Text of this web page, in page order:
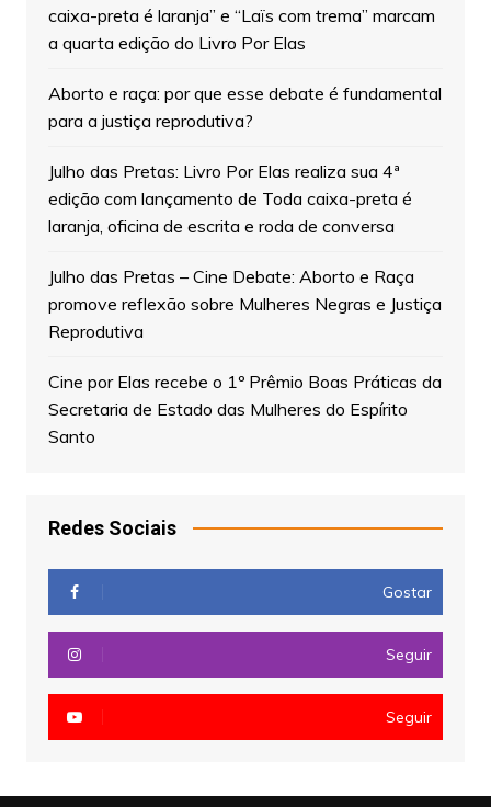
caixa-preta é laranja” e “Laïs com trema” marcam
a quarta edição do Livro Por Elas
Aborto e raça: por que esse debate é fundamental
para a justiça reprodutiva?
Julho das Pretas: Livro Por Elas realiza sua 4ª
edição com lançamento de Toda caixa-preta é
laranja, oficina de escrita e roda de conversa
Julho das Pretas – Cine Debate: Aborto e Raça
promove reflexão sobre Mulheres Negras e Justiça
Reprodutiva
Cine por Elas recebe o 1º Prêmio Boas Práticas da
Secretaria de Estado das Mulheres do Espírito
Santo
Redes Sociais
Gostar
Seguir
Seguir